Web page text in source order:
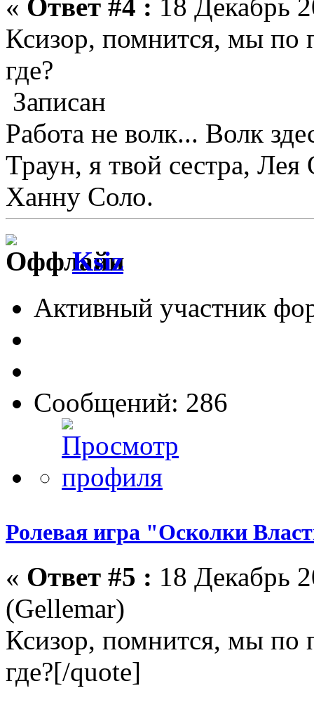
« Ответ #4 : 18 Декабрь
Ксизор, помнится, мы по
где?
Записан
Работа не волк... Волк
Траун, я твой сестра,
Ханну Соло.
Ksiz
Активный участник
Сообщений: 286
Ролевая игра "Осколки
« Ответ #5 : 18 Декабрь
(Gellemar)
Ксизор, помнится, мы по
где?[/quote]